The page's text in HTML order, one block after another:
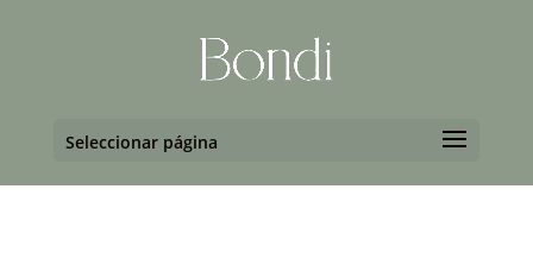
Seleccionar página